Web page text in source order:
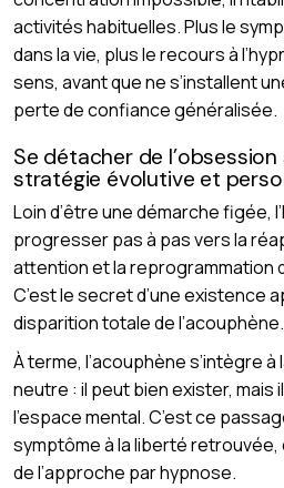
activités habituelles. Plus le
dans la vie, plus le recours à
sens, avant que ne s’installent
perte de confiance généralisée.
Se détacher de
stratégie évolutive et
Loin d’être une démarche figée,
progresser pas à pas vers la
attention et la reprogrammation
C’est le secret d’une existence
disparition totale de l’acouphène.
À terme, l’acouphène s’intègre
neutre : il peut bien exister, mais
l’espace mental. C’est ce
symptôme à la liberté retrouvée,
de l’approche par hypnose.